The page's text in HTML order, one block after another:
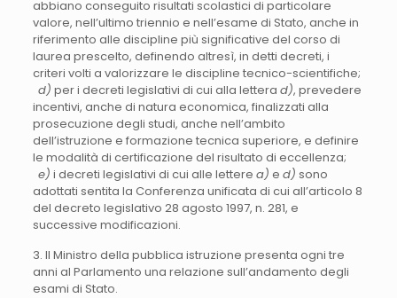
abbiano conseguito risultati scolastici di particolare
valore, nell’ultimo triennio e nell’esame di Stato, anche in
riferimento alle discipline più significative del corso di
laurea prescelto, definendo altresì, in detti decreti, i
criteri volti a valorizzare le discipline tecnico-scientifiche;
d) per i decreti legislativi di cui alla lettera d), prevedere
incentivi, anche di natura economica, finalizzati alla
prosecuzione degli studi, anche nell’ambito
dell’istruzione e formazione tecnica superiore, e definire
le modalità di certificazione del risultato di eccellenza;
e) i decreti legislativi di cui alle lettere a) e d) sono
adottati sentita la Conferenza unificata di cui all’articolo 8
del decreto legislativo 28 agosto 1997, n. 281, e
successive modificazioni.
3. Il Ministro della pubblica istruzione presenta ogni tre
anni al Parlamento una relazione sull’andamento degli
esami di Stato.